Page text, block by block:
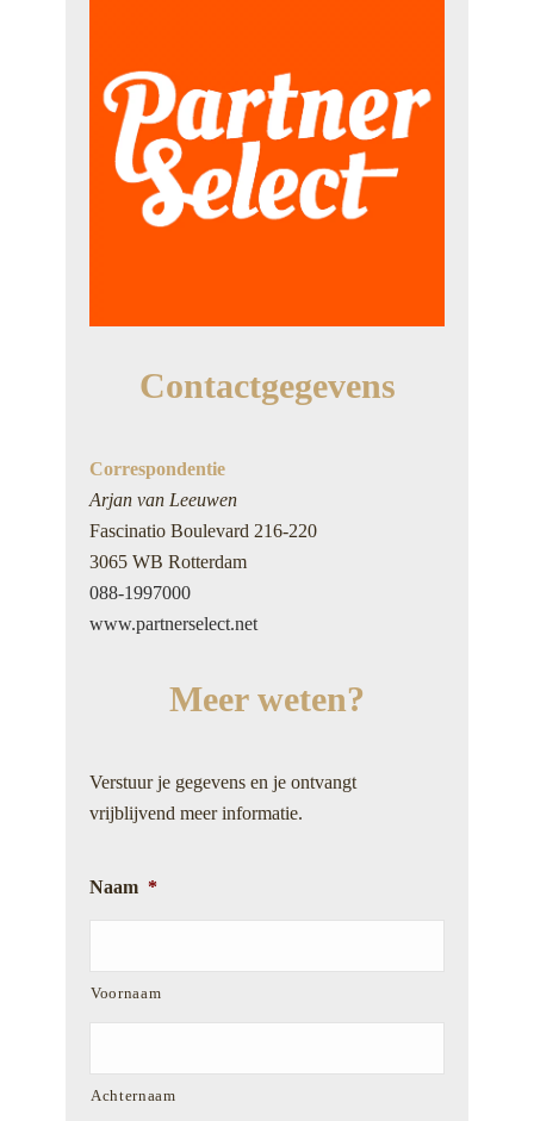
Contactgegevens
Correspondentie
Arjan van Leeuwen
Fascinatio Boulevard 216-220
3065 WB Rotterdam
088-1997000
www.partnerselect.net
Meer weten?
Verstuur je gegevens en je ontvangt
vrijblijvend meer informatie.
Naam *
Voornaam
Achternaam